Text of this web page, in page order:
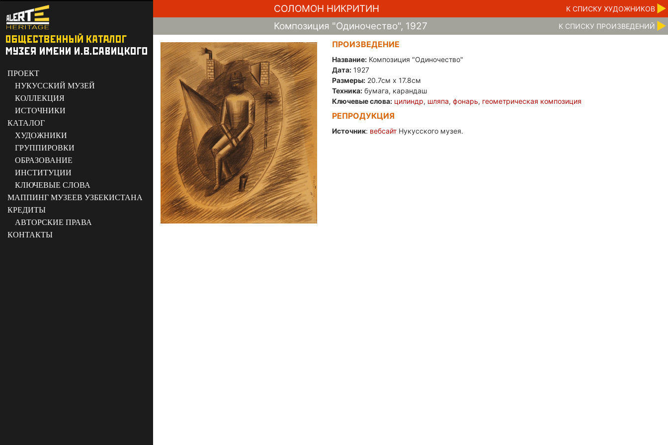
ПРОЕКТ
НУКУССКИЙ МУЗЕЙ
КОЛЛЕКЦИЯ
ИСТОЧНИКИ
КАТАЛОГ
ХУДОЖНИКИ
ГРУППИРОВКИ
ОБРАЗОВАНИЕ
ИНСТИТУЦИИ
КЛЮЧЕВЫЕ СЛОВА
МАППИНГ МУЗЕЕВ УЗБЕКИСТАНА
КРЕДИТЫ
АВТОРСКИЕ ПРАВА
КОНТАКТЫ
СОЛОМОН НИКРИТИН К CПИСКУ ХУДОЖНИКОВ
Композиция "Одиночество", 1927 К CПИСКУ ПРОИЗВЕДЕНИЙ
ПРОИЗВЕДЕНИЕ
Название: Композиция "Одиночество"
Дата: 1927
Размеры: 20.7см x 17.8см
Техника: бумага, карандаш
Ключевые слова: цилиндр, шляпа,фонарь, геометрическая композиция
РЕПРОДУКЦИЯ
Источник: вебсайт Нукусского музея.